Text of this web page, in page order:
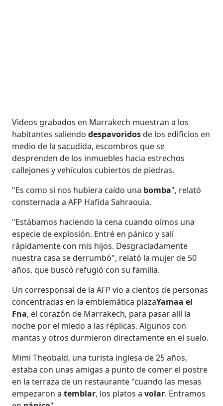
Videos grabados en Marrakech muestran a los
habitantes saliendodespavoridosde los edificios en
medio de la sacudida, escombros que se
desprenden de los inmuebles hacia estrechos
callejones y vehículos cubiertos de piedras.
"Es como si nos hubiera caído una bomba", relató
consternada a AFP Hafida Sahraouia.
"Estábamos haciendo la cena cuando oímos una
especie de explosión. Entré en pánico y salí
rápidamente con mis hijos. Desgraciadamente
nuestra casa se derrumbó", relató la mujer de 50
años, que buscó refugió con su familia.
Un corresponsal de la AFP vio a cientos de personas
concentradas en la emblemática plazaYamaa el
Fna, el corazón de Marrakech, para pasar allí la
noche por el miedo a las réplicas. Algunos con
mantas y otros durmieron directamente en el suelo.
Mimi Theobald, una turista inglesa de 25 años,
estaba con unas amigas a punto de comer el postre
en la terraza de un restaurante "cuando las mesas
empezaron atemblar, los platos avolar. Entramos